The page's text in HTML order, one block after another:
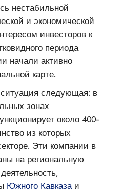
нестабильной
и экономической
инвесторов к
периода
начали активно
карте.
следующая: в
зонах
около 400-
из которых
Эти компании в
на региональную
Южного Кавказа и